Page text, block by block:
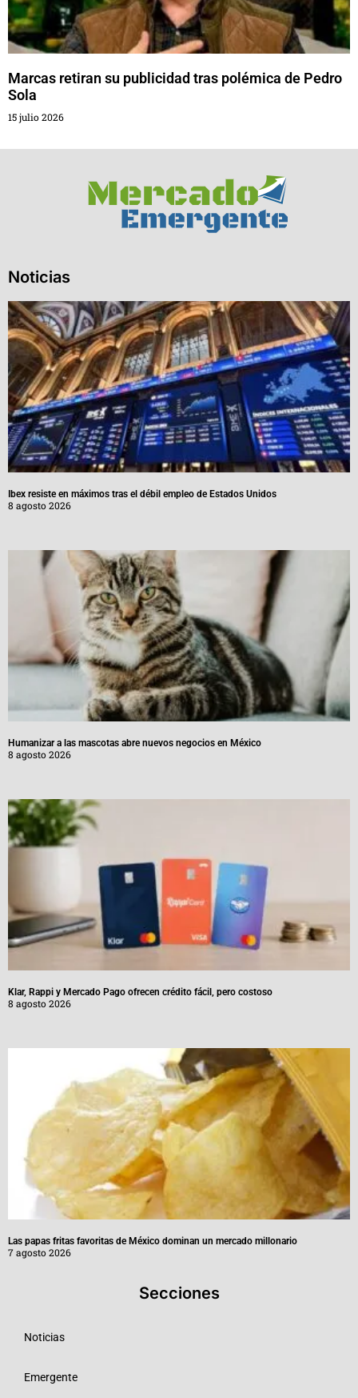
Marcas retiran su publicidad tras polémica de Pedro
Sola
15 julio 2026
Noticias
Ibex resiste en máximos tras el débil empleo de Estados Unidos
8 agosto 2026
Humanizar a las mascotas abre nuevos negocios en México
8 agosto 2026
Klar, Rappi y Mercado Pago ofrecen crédito fácil, pero costoso
8 agosto 2026
Las papas fritas favoritas de México dominan un mercado millonario
7 agosto 2026
Secciones
Noticias
Emergente